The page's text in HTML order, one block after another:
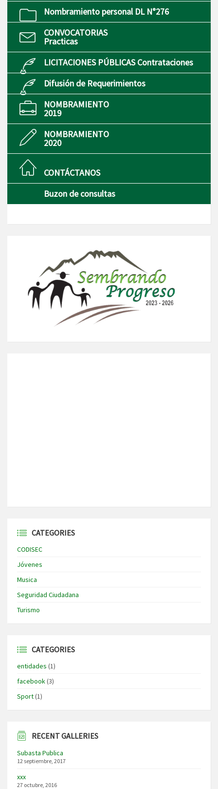
Nombramiento personal DL N°276
CONVOCATORIAS
Practicas
LICITACIONES PÚBLICAS Contrataciones
Difusión de Requerimientos
NOMBRAMIENTO
2019
NOMBRAMIENTO
2020
CONTÁCTANOS
Buzon de consultas
CATEGORIES
CODISEC
Jóvenes
Musica
Seguridad Ciudadana
Turismo
CATEGORIES
entidades (1)
facebook(3)
Sport(1)
RECENT GALLERIES
Subasta Publica
12 septiembre, 2017
xxx
27 octubre, 2016